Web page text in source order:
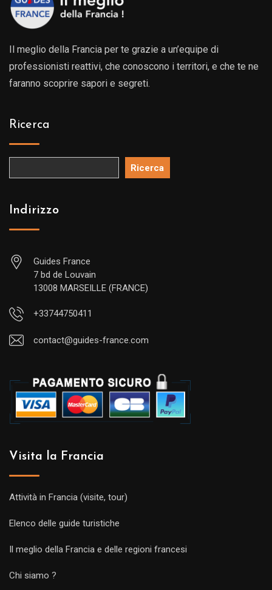
Il meglio della Francia per te grazie a un’equipe di
professionisti reattivi, che conoscono i territori, e che te ne
faranno scoprire sapori e segreti.
Ricerca
Ricerca
Indirizzo
Guides France
7 bd de Louvain
13008 MARSEILLE (FRANCE)
+33744750411
contact@guides-france.com
Visita la Francia
Attività in Francia (visite, tour)
Elenco delle guide turistiche
Il meglio della Francia e delle regioni francesi
Chi siamo ?